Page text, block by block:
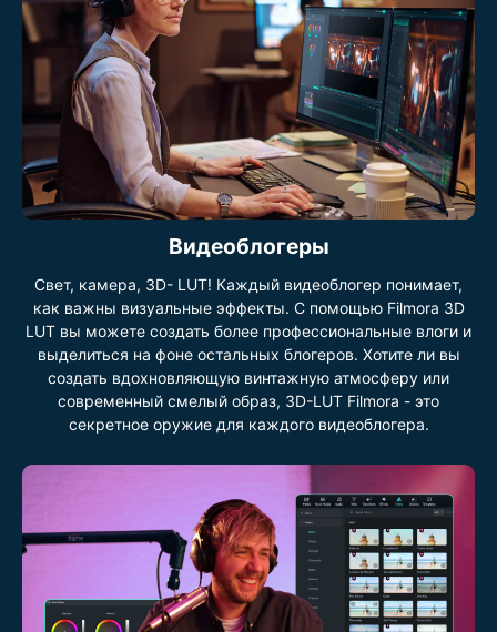
Видеоблогеры
Свет, камера, 3D- LUT! Каждый видеоблогер понимает,
как важны визуальные эффекты. С помощью Filmora 3D
LUT вы можете создать более профессиональные влоги и
выделиться на фоне остальных блогеров. Хотите ли вы
создать вдохновляющую винтажную атмосферу или
современный смелый образ, 3D-LUT Filmora - это
секретное оружие для каждого видеоблогера.